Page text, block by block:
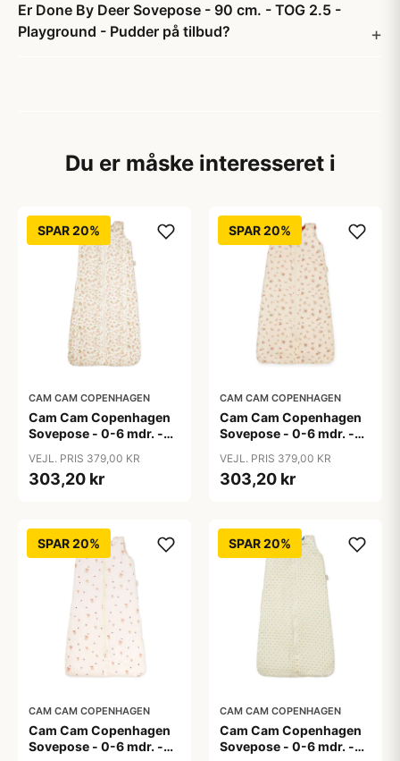
Er Done By Deer Sovepose - 90 cm. - TOG 2.5 -
Playground - Pudder på tilbud?
Du er måske interesseret i
SPAR 20%
CAM CAM COPENHAGEN
Cam Cam Copenhagen
Sovepose - 0-6 mdr. -
VEJL. PRIS 379,00 KR
303,20 kr
SPAR 20%
CAM CAM COPENHAGEN
Cam Cam Copenhagen
Sovepose - 0-6 mdr. -
VEJL. PRIS 379,00 KR
303,20 kr
SPAR 20%
CAM CAM COPENHAGEN
Cam Cam Copenhagen
Sovepose - 0-6 mdr. -
SPAR 20%
CAM CAM COPENHAGEN
Cam Cam Copenhagen
Sovepose - 0-6 mdr. -